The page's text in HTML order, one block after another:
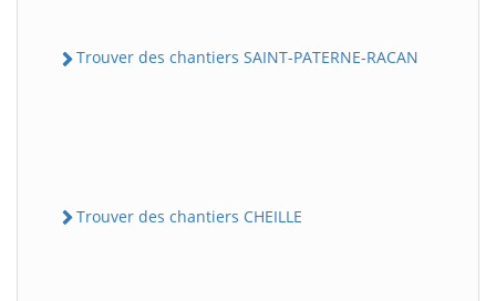
Trouver des chantiers SAINT-PATERNE-RACAN
Trouver des chantiers CHEILLE